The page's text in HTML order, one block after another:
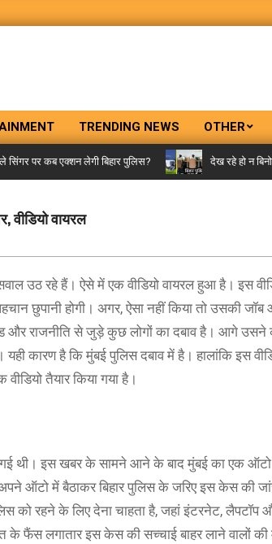
TRENDING NEWS OTHER
पर कब एक्शन लेगी बिहार पुलिस? देख रहे हो न बिनोद!
वीडियो वायरल
उठ रहे हैं। ऐसे में एक वीडियो वायरल हुआ है। इस
छुपानी होगी। अगर, ऐसा नहीं किया तो उसकी जॉब
और राजनीति से जुड़े कुछ लोगों का दबाव है। आगे उसने
कारण है कि मुंबई पुलिस दबाव में है। हालांकि इस
तैयार किया गया है।
थी। इस खबर के सामने आने के बाद मुंबई का एक ऑटो
ऑटो में बैठाकर बिहार पुलिस के जरिए इस केस की
रहने के लिए देना चाहता है, जहां इंटरनेट, लैपटॉप
के फैंस लगातार इस केस की सच्चाई बाहर लाने वालों